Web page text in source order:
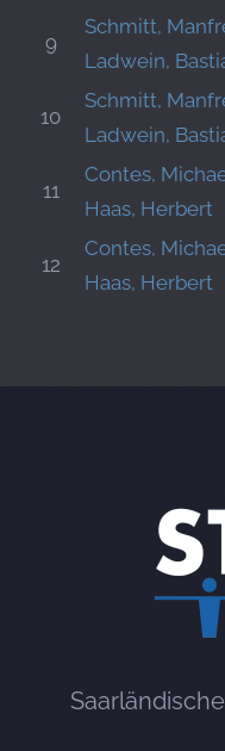
9
Schmitt,
Ladwein,
10
Schmitt,
Ladwein,
11
Contes,
Haas, Herbert
12
Contes,
Haas, Herbert